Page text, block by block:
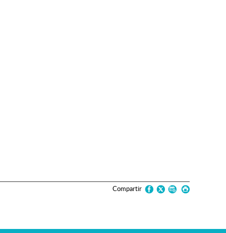
Compartir